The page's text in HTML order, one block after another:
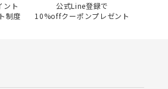
ント
制度
公式Line登録で
10%offクーポンプレゼント